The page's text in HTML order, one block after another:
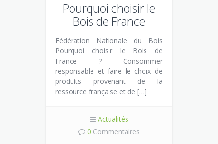
Pourquoi choisir le
Bois de France
Fédération Nationale du Bois
Pourquoi choisir le Bois de
France ? Consommer
responsable et faire le choix de
produits provenant de la
ressource française et de […]
Actualités
0 Commentaires